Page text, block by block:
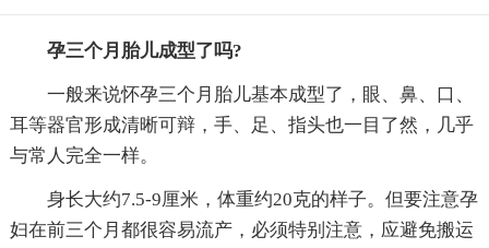
孕三个月胎儿成型了吗?
一般来说怀孕三个月胎儿基本成型了，眼、鼻、口、
耳等器官形成清晰可辩，手、足、指头也一目了然，几乎
与常人完全一样。
身长大约7.5-9厘米，体重约20克的样子。但要注意孕
妇在前三个月都很容易流产，必须特别注意，应避免搬运